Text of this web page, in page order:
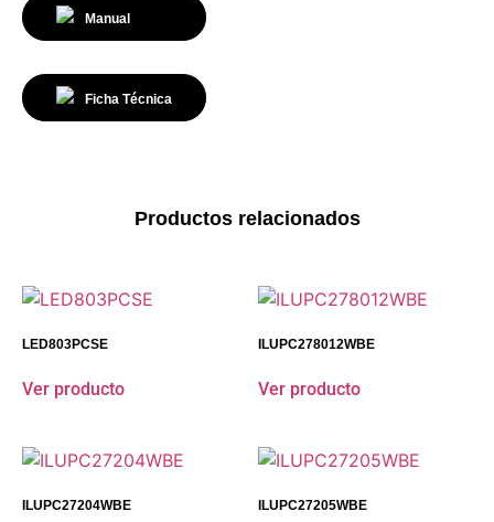
Manual
Ficha Técnica
Productos relacionados
LED803PCSE
Ver producto
ILUPC278012WBE​
Ver producto
ILUPC27204WBE ILUPC27205WBE